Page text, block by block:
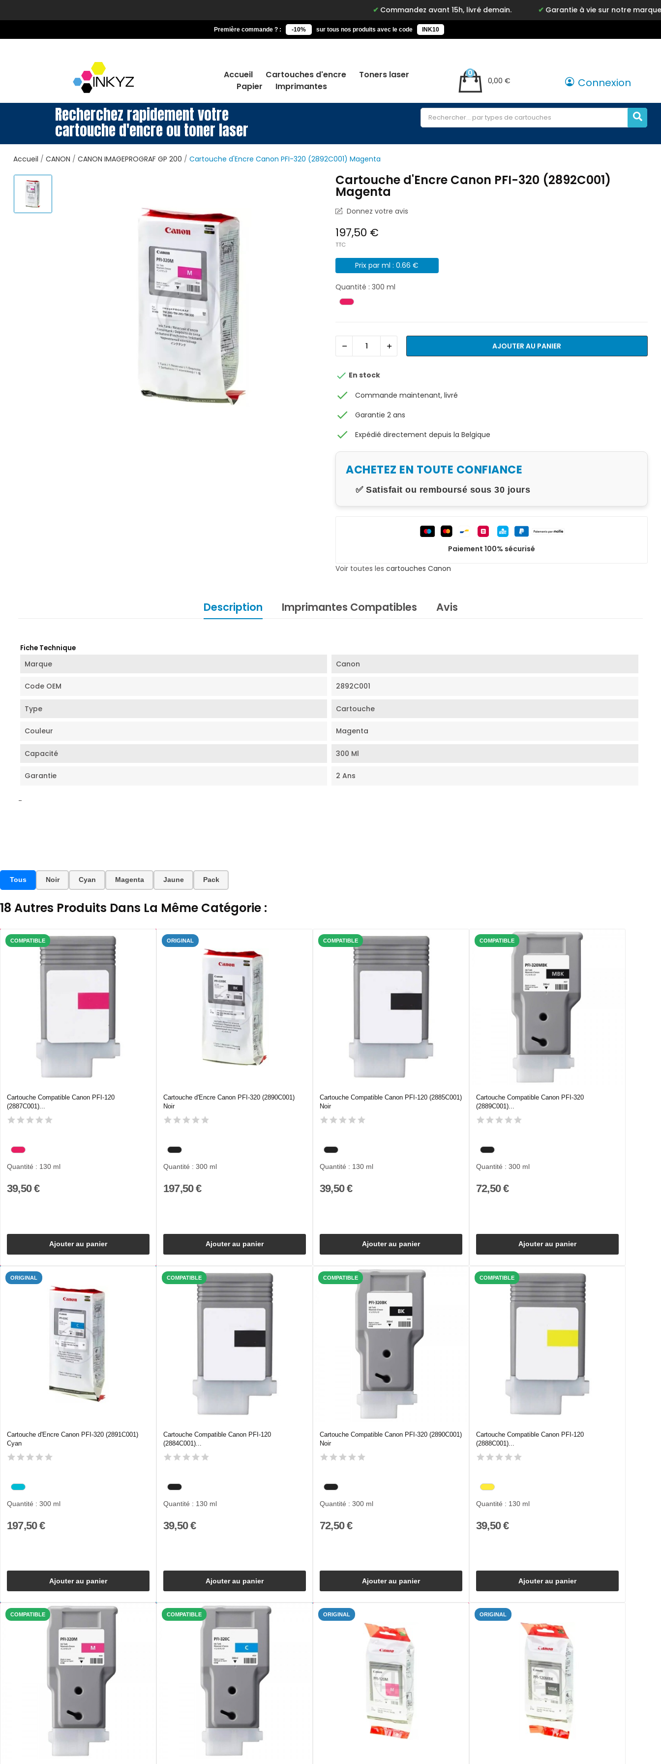
Commandez avant 15h, livré demain. Garantie à vie sur notre marque Inkyz
Première commande ? : -10% sur tous nos produits avec le code INK10
Accueil Cartouches d'encre
Toners laser
Papier
Imprimantes
0,00 €
0
Connexion
Recherchez rapidement votre
cartouche d'encre ou toner laser
Accueil CANON CANON IMAGEPROGRAF GP 200 Cartouche d'Encre Canon PFI-320 (2892C001) Magenta
Cartouche d'Encre Canon PFI-320 (2892C001)
Magenta
Donnez votre avis
197,50 €
TTC
Prix par ml : 0.66 €
Quantité : 300 ml
AJOUTER AU PANIER
 En stock
check Commande maintenant, livré
check Garantie 2 ans
check Expédié directement depuis la Belgique
ACHETEZ EN TOUTE CONFIANCE
✅ Satisfait ou remboursé sous 30 jours
Paiement 100% sécurisé
Voir toutes les cartouches Canon
Description Imprimantes Compatibles Avis
Fiche Technique
Marque Canon
Code OEM 2892C001
Type Cartouche
Couleur Magenta
Capacité 300 Ml
Garantie 2 Ans
-
Tous Noir Cyan Magenta Jaune Pack
18 Autres Produits Dans La Même Catégorie :
COMPATIBLE
Cartouche Compatible Canon PFI-120
(2887C001)...
Quantité : 130 ml
39,50 €
Ajouter au panier
ORIGINAL
Cartouche d'Encre Canon PFI-320 (2890C001)
Noir
Quantité : 300 ml
197,50 €
Ajouter au panier
COMPATIBLE
Cartouche Compatible Canon PFI-120 (2885C001)
Noir
Quantité : 130 ml
39,50 €
Ajouter au panier
COMPATIBLE
Cartouche Compatible Canon PFI-320
(2889C001)...
Quantité : 300 ml
72,50 €
Ajouter au panier
ORIGINAL
Cartouche d'Encre Canon PFI-320 (2891C001)
Cyan
Quantité : 300 ml
197,50 €
Ajouter au panier
COMPATIBLE
Cartouche Compatible Canon PFI-120
(2884C001)...
Quantité : 130 ml
39,50 €
Ajouter au panier
COMPATIBLE
Cartouche Compatible Canon PFI-320 (2890C001)
Noir
Quantité : 300 ml
72,50 €
Ajouter au panier
COMPATIBLE
Cartouche Compatible Canon PFI-120
(2888C001)...
Quantité : 130 ml
39,50 €
Ajouter au panier
COMPATIBLE COMPATIBLE ORIGINAL ORIGINAL